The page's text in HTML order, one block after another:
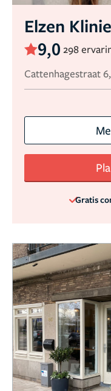
Elzen
9,0 298
Cattenhagestraat
Gratis